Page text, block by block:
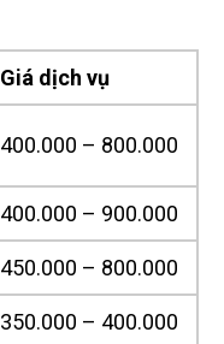
Giá dịch vụ
400.000 – 800.000
400.000 – 900.000
450.000 – 800.000
350.000 – 400.000